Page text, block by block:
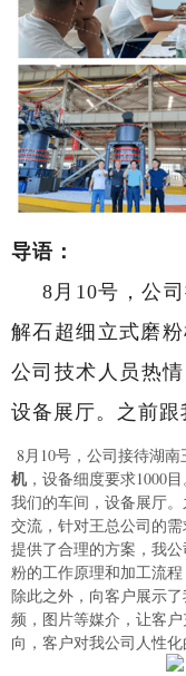
导语：
8月10号，公
解石超细立式磨
公司技术人员热
设备展厅。之前
8月10号，公司接待湖
机，设备细度要求1000
我们的车间，设备展厅
交流，针对王总公司的
提供了合理的方案，我
粉的工作原理和加工流程
除此之外，向客户展示
频，图片等媒介，让客
向，客户对我公司人性化